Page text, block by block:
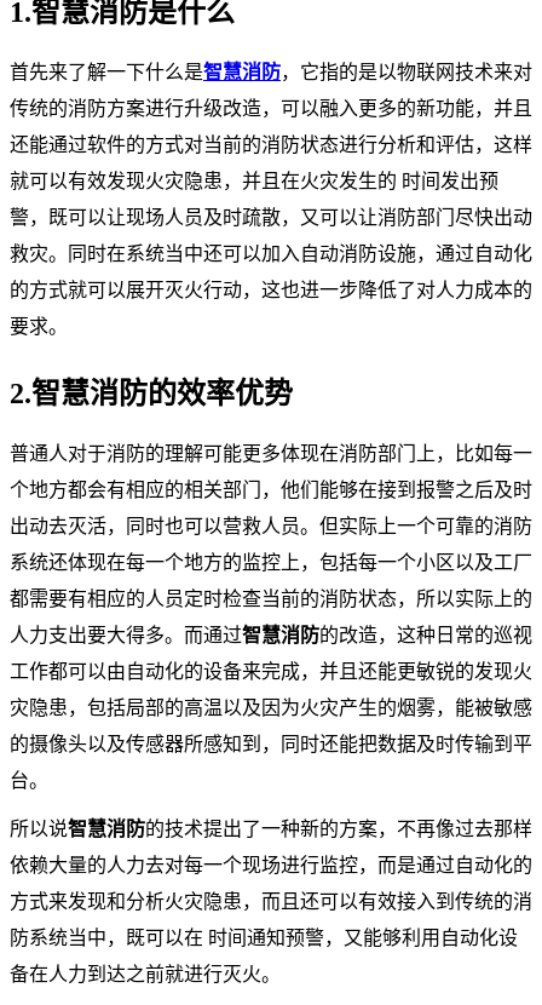
1.智慧消防是什么
首先来了解一下什么是智慧消防，它指的是以物联网技术来对
传统的消防方案进行升级改造，可以融入更多的新功能，并且
还能通过软件的方式对当前的消防状态进行分析和评估，这样
就可以有效发现火灾隐患，并且在火灾发生的 时间发出预
警，既可以让现场人员及时疏散，又可以让消防部门尽快出动
救灾。同时在系统当中还可以加入自动消防设施，通过自动化
的方式就可以展开灭火行动，这也进一步降低了对人力成本的
要求。
2.智慧消防的效率优势
普通人对于消防的理解可能更多体现在消防部门上，比如每一
个地方都会有相应的相关部门，他们能够在接到报警之后及时
出动去灭活，同时也可以营救人员。但实际上一个可靠的消防
系统还体现在每一个地方的监控上，包括每一个小区以及工厂
都需要有相应的人员定时检查当前的消防状态，所以实际上的
人力支出要大得多。而通过智慧消防的改造，这种日常的巡视
工作都可以由自动化的设备来完成，并且还能更敏锐的发现火
灾隐患，包括局部的高温以及因为火灾产生的烟雾，能被敏感
的摄像头以及传感器所感知到，同时还能把数据及时传输到平
台。
所以说智慧消防的技术提出了一种新的方案，不再像过去那样
依赖大量的人力去对每一个现场进行监控，而是通过自动化的
方式来发现和分析火灾隐患，而且还可以有效接入到传统的消
防系统当中，既可以在 时间通知预警，又能够利用自动化设
备在人力到达之前就进行灭火。